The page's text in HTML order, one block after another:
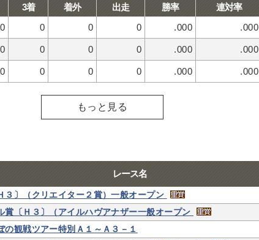
3着 着外 出走 勝率 連対率
0 0 0 0 .000 .000
0 0 0 0 .000 .000
0 0 0 0 .000 .000
もっと見る
レース名
３〕（クリエイター２賞）一般オープン
賞〔Ｈ３〕（アイルハヴアナザー一般オープン
の観戦ツアー特別Ａ１～Ａ３－１